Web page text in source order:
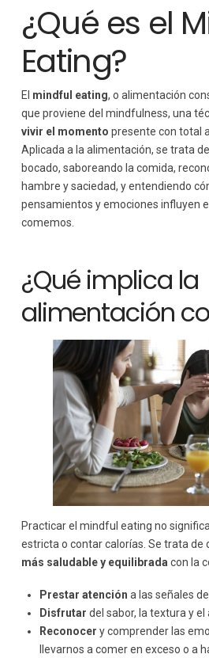
¿Qué es el
Eating?
El mindful eating, o alimentación
que proviene del mindfulness, una
vivir el momento presente con total
Aplicada a la alimentación, se trata
bocado, saboreando la comida,
hambre y saciedad, y entendiendo
pensamientos y emociones influyen
comemos.
¿Qué implica la
alimentación
Practicar el mindful eating no
estricta o contar calorías. Se trata de
más saludable y equilibrada con la
Prestar atención a las señales
Disfrutar del sabor, la textura y
Reconocer y comprender las
llevarnos a comer en exceso o a